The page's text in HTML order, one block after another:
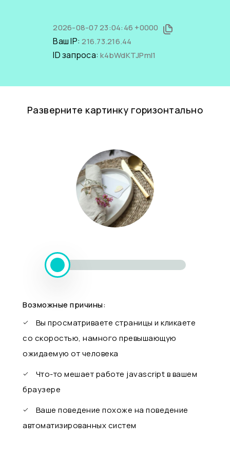
2026-08-07 23:04:46 +0000
Ваш IP:216.73.216.44
ID запроса:k4bWdKTJPmI1
Разверните картинку горизонтально
Возможные причины:
Вы просматриваете страницы и кликаете
со скоростью, намного превышающую
ожидаемую от человека
Что-то мешает работе javascript в вашем
браузере
Ваше поведение похоже на поведение
автоматизированных систем